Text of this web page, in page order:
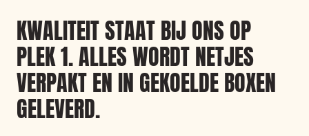
KWALITEIT STAAT BIJ ONS OP
PLEK 1. ALLES WORDT NETJES
VERPAKT EN IN GEKOELDE BOXEN
GELEVERD.